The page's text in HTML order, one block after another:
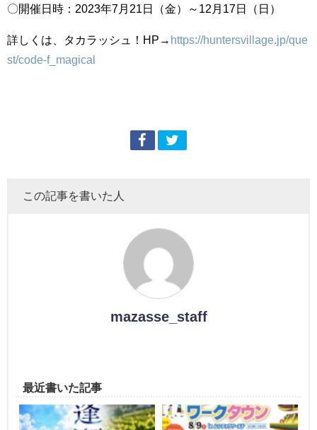
〇開催日時：2023年7月21日（金）～12月17日（日）
詳しくは、タカラッシュ！HP→ https://huntersvillage.jp/que
st/code-f_magical
この記事を書いた人
mazasse_staff
最近書いた記事